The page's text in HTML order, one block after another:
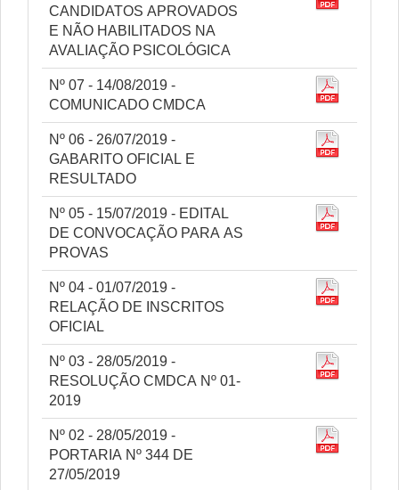
CANDIDATOS APROVADOS
E NÃO HABILITADOS NA
AVALIAÇÃO PSICOLÓGICA
Nº 07 - 14/08/2019 -
COMUNICADO CMDCA
Nº 06 - 26/07/2019 -
GABARITO OFICIAL E
RESULTADO
Nº 05 - 15/07/2019 - EDITAL
DE CONVOCAÇÃO PARA AS
PROVAS
Nº 04 - 01/07/2019 -
RELAÇÃO DE INSCRITOS
OFICIAL
Nº 03 - 28/05/2019 -
RESOLUÇÃO CMDCA Nº 01-
2019
Nº 02 - 28/05/2019 -
PORTARIA Nº 344 DE
27/05/2019